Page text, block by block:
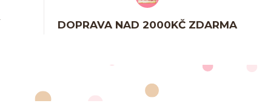
DOPRAVA NAD 2000KČ ZDARMA